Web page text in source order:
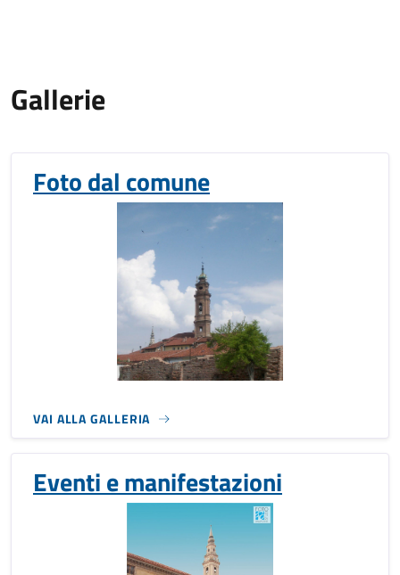
Gallerie
Foto dal comune
VAI ALLA GALLERIA
Eventi e manifestazioni